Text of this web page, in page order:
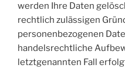
werden Ihre Daten
rechtlich zulässigen
personenbezogenen
handelsrechtliche
letztgenannten Fall